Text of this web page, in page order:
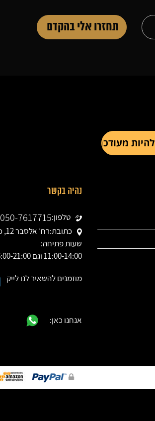
נהיה בקשר
טלפון:050-7617715
כתובת:רח׳ אלסבר 12, כפר ג׳וליס
שעות פתיחה:
11:00-14:00 וגם 16:00-21:00
מוזמנים להשאיר לנו לייק
אנחנו כאן: